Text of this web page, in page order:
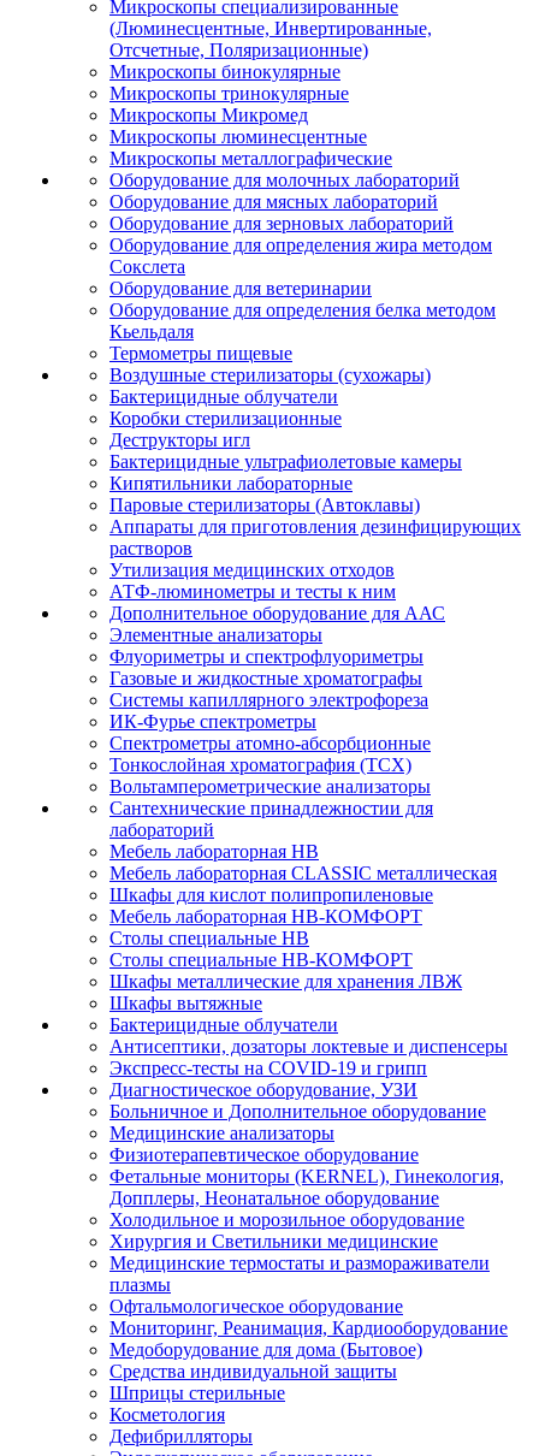
Микроскопы специализированные
(Люминесцентные, Инвертированные,
Отсчетные, Поляризационные)
Микроскопы бинокулярные
Микроскопы тринокулярные
Микроскопы Микромед
Микроскопы люминесцентные
Микроскопы металлографические
Оборудование для молочных лабораторий
Оборудование для мясных лабораторий
Оборудование для зерновых лабораторий
Оборудование для определения жира методом
Сокслета
Оборудование для ветеринарии
Оборудование для определения белка методом
Кьельдаля
Термометры пищевые
Воздушные стерилизаторы (сухожары)
Бактерицидные облучатели
Коробки стерилизационные
Деструкторы игл
Бактерицидные ультрафиолетовые камеры
Кипятильники лабораторные
Паровые стерилизаторы (Автоклавы)
Аппараты для приготовления дезинфицирующих
растворов
Утилизация медицинских отходов
АТФ-люминометры и тесты к ним
Дополнительное оборудование для ААС
Элементные анализаторы
Флуориметры и спектрофлуориметры
Газовые и жидкостные хроматографы
Системы капиллярного электрофореза
ИК-Фурье спектрометры
Спектрометры атомно-абсорбционные
Тонкослойная хроматография (ТСХ)
Вольтамперометрические анализаторы
Сантехнические принадлежностии для
лабораторий
Мебель лабораторная НВ
Мебель лабораторная CLASSIC металлическая
Шкафы для кислот полипропиленовые
Мебель лабораторная НВ-КОМФОРТ
Столы специальные НВ
Столы специальные НВ-КОМФОРТ
Шкафы металлические для хранения ЛВЖ
Шкафы вытяжные
Бактерицидные облучатели
Антисептики, дозаторы локтевые и диспенсеры
Экспресс-тесты на COVID-19 и грипп
Диагностическое оборудование, УЗИ
Больничное и Дополнительное оборудование
Медицинские анализаторы
Физиотерапевтическое оборудование
Фетальные мониторы (KERNEL), Гинекология,
Допплеры, Неонатальное оборудование
Холодильное и морозильное оборудование
Хирургия и Светильники медицинские
Медицинские термостаты и размораживатели
плазмы
Офтальмологическое оборудование
Мониторинг, Реанимация, Кардиооборудование
Медоборудование для дома (Бытовое)
Средства индивидуальной защиты
Шприцы стерильные
Косметология
Дефибрилляторы